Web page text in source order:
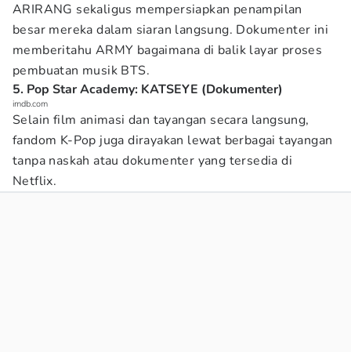
ARIRANG sekaligus mempersiapkan penampilan
besar mereka dalam siaran langsung. Dokumenter ini
memberitahu ARMY bagaimana di balik layar proses
pembuatan musik BTS.
5. Pop Star Academy: KATSEYE (Dokumenter)
imdb.com
Selain film animasi dan tayangan secara langsung,
fandom K-Pop juga dirayakan lewat berbagai tayangan
tanpa naskah atau dokumenter yang tersedia di
Netflix.